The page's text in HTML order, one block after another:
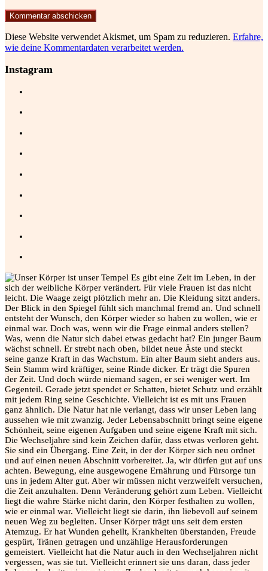
Diese Website verwendet Akismet, um Spam zu reduzieren. Erfahre,
wie deine Kommentardaten verarbeitet werden.
Instagram